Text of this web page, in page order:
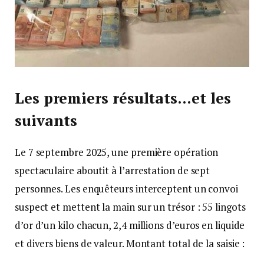
Les premiers résultats…et les
suivants
Le 7 septembre 2025, une première opération
spectaculaire aboutit à l’arrestation de sept
personnes. Les enquêteurs interceptent un convoi
suspect et mettent la main sur un trésor : 55 lingots
d’or d’un kilo chacun, 2,4 millions d’euros en liquide
et divers biens de valeur. Montant total de la saisie :